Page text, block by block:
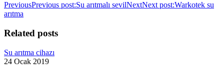
PreviousPrevious post:Su arıtmalı sevilNextNext post:Warkotek su
arıtma
Related posts
Su arıtma cihazı
24 Ocak 2019